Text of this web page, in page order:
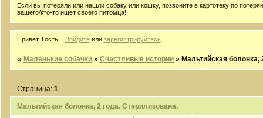
Если вы потеряли или нашли собаку или кошку, позвоните в картотеку по
вашего/кто-то ищет своего питомца!
Привет, Гость! Войдитеили зарегистрируйтесь
» Маленькие собачки »Счастливые истории » Мальтийская болонка,
Мальтийская болонка, 2 года. Стерилизована.
Страница:1